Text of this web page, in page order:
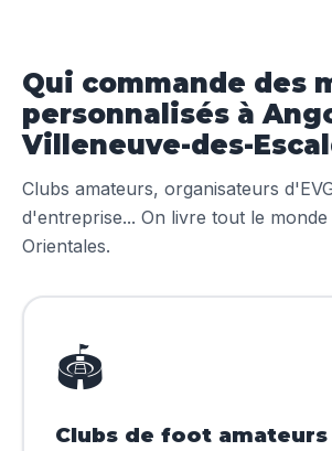
Qui commande des
personnalisés à
Villeneuve-des-
Clubs amateurs, organisateurs
d'entreprise... On livre tout le
Orientales.
🏟️
Clubs de foot amateurs